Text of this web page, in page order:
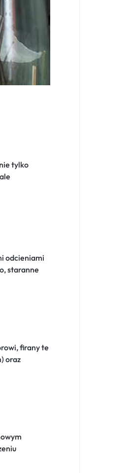
tylko
odcieniami
staranne
firany te
oraz